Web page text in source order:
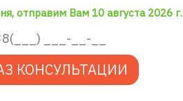
отправим Вам 10 августа 2026 г.
КОНСУЛЬТАЦИИ